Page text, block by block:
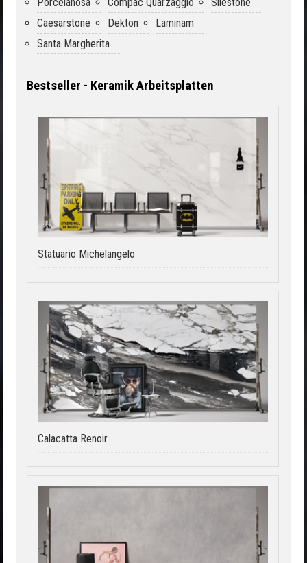
Caesarstone
Dekton
Laminam
Santa Margherita
Bestseller - Keramik Arbeitsplatten
Statuario Michelangelo
Calacatta Renoir